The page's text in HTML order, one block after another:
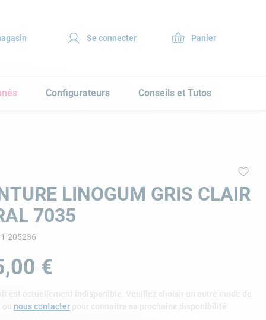
Se connecter
Configurateurs Conseils et Tutos
LINOGUM GRIS CLAIR
7035
205236
,00 €
nous contacterpour connaitre sa prochaine disponibilité.